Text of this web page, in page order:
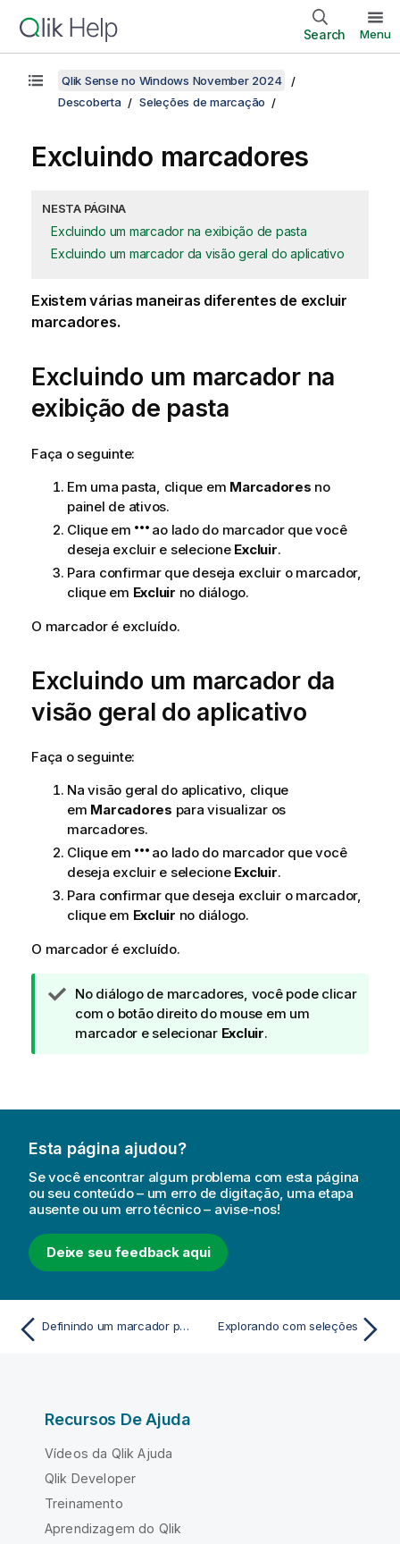
Search Menu
Qlik Sense no Windows November 2024
Descoberta
Seleções de marcação
Excluindo marcadores
NESTA PÁGINA
Excluindo um marcador na exibição de pasta
Excluindo um marcador da visão geral do aplicativo
Existem várias maneiras diferentes de excluir
marcadores.
Excluindo um marcador na
exibição de pasta
Faça o seguinte:
Em uma pasta, clique em Marcadores no
painel de ativos.
Clique em
ao lado do marcador que você
deseja excluir e selecione Excluir.
Para confirmar que deseja excluir o marcador,
clique em Excluir no diálogo.
O marcador é excluído.
Excluindo um marcador da
visão geral do aplicativo
Faça o seguinte:
Na visão geral do aplicativo, clique
em Marcadores para visualizar os
marcadores.
Clique em
ao lado do marcador que você
deseja excluir e selecione Excluir.
Para confirmar que deseja excluir o marcador,
clique em Excluir no diálogo.
O marcador é excluído.
N
o
t
d
c
a
No diálogo de marcadores, você pode clicar
com o botão direito do mouse em um
marcador e selecionar Excluir.
Esta página ajudou?
Se você encontrar algum problema com esta página
ou seu conteúdo – um erro de digitação, uma etapa
ausente ou um erro técnico – avise-nos!
Deixe seu feedback aqui
Definindo um marcador padrão para criar uma página de destino de aplicativo Explorando com seleções
Recursos De Ajuda
Vídeos da Qlik Ajuda
Qlik Developer
Treinamento
Aprendizagem do Qlik